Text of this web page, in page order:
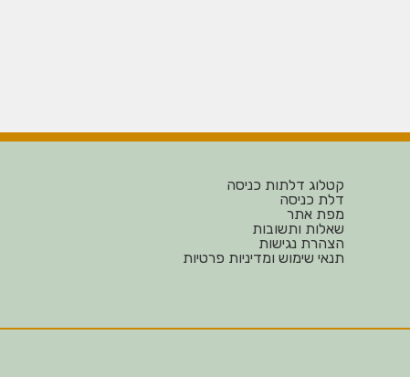
קטלוג דלתות כניסה
דלת כניסה
מפת אתר
שאלות ותשובות
הצהרת נגישות
תנאי שימוש ומדיניות פרטיות